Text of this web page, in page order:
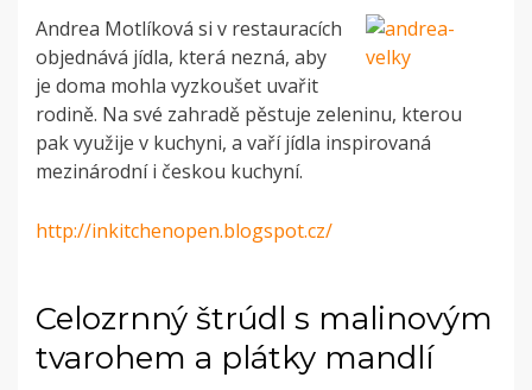
Andrea Motlíková si v restauracích
objednává jídla, která nezná, aby
je doma mohla vyzkoušet uvařit
rodině. Na své zahradě pěstuje zeleninu, kterou
pak využije v kuchyni, a vaří jídla inspirovaná
mezinárodní i českou kuchyní.
http://inkitchenopen.blogspot.cz/
Celozrnný štrúdl s malinovým
tvarohem a plátky mandlí